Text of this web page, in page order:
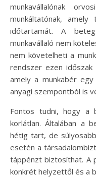
munkavállalónak
munkáltatónak, amely
időtartamát. A
munkavállaló nem
nem követelheti a
rendszer ezen
amely a munkabér
anyagi szempontból is
Fontos tudni, hogy a
korlátlan. Általában a
hétig tart, de
esetén a
táppénzt biztosíthat. A
konkrét helyzettől és a